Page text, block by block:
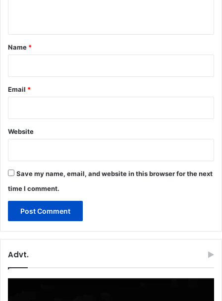
*
Name *
Email *
Website
Save my name, email, and website in this browser for the next
time I comment.
Advt.